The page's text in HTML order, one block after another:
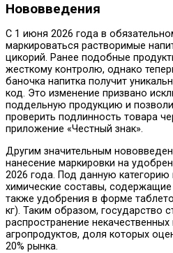
Нововведения
С 1 июня 2026 года в
маркироваться растворимые
цикорий. Ранее подобные
жесткому контролю, однако
баночка напитка получит
код. Это изменение призвано
поддельную продукцию и
проверить подлинность товара
приложение «Честный знак».
Другим значительным
нанесение маркировки на
2026 года. Под данную
химические составы,
также удобрения в форме
кг). Таким образом, государство
распространение
агропродуктов, доля которых
20% рынка.